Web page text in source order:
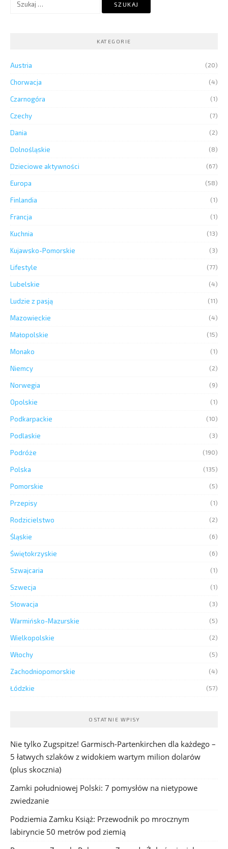
KATEGORIE
Austria (20)
Chorwacja (4)
Czarnogóra (1)
Czechy (7)
Dania (2)
Dolnośląskie (8)
Dzieciowe aktywności (67)
Europa (58)
Finlandia (1)
Francja (1)
Kuchnia (13)
Kujawsko-Pomorskie (3)
Lifestyle (77)
Lubelskie (4)
Ludzie z pasją (11)
Mazowieckie (4)
Małopolskie (15)
Monako (1)
Niemcy (2)
Norwegia (9)
Opolskie (1)
Podkarpackie (10)
Podlaskie (3)
Podróże (190)
Polska (135)
Pomorskie (5)
Przepisy (1)
Rodzicielstwo (2)
Śląskie (6)
Świętokrzyskie (6)
Szwajcaria (1)
Szwecja (1)
Słowacja (3)
Warmińsko-Mazurskie (5)
Wielkopolskie (2)
Włochy (5)
Zachodniopomorskie (4)
Łódzkie (57)
OSTATNIE WPISY
Nie tylko Zugspitze! Garmisch-Partenkirchen dla każdego –
5 łatwych szlaków z widokiem wartym milion dolarów
(plus skocznia)
Zamki południowej Polski: 7 pomysłów na nietypowe
zwiedzanie
Podziemia Zamku Książ: Przewodnik po mrocznym
labiryncie 50 metrów pod ziemią